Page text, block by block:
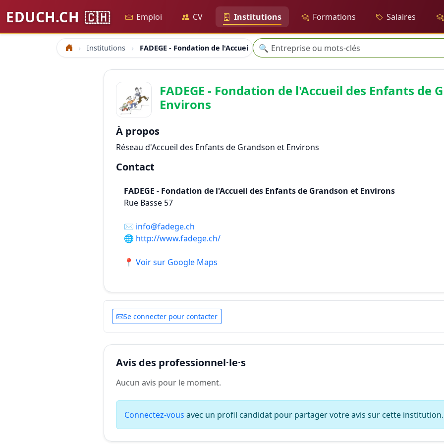
EDUCH.CH 🇨🇭 Emploi CV Institutions Formations Salaires
Accueil Institutions FADEGE - Fondation de l'Accueil des Enfants de Grandson et Environs
Recherche
🔍
FADEGE - Fondation de l'Accueil des Enfants de
Environs
À propos
Réseau d'Accueil des Enfants de Grandson et Environs
Contact
FADEGE - Fondation de l'Accueil des Enfants de Grandson et Environs
Rue Basse 57
✉️ info@fadege.ch
🌐 http://www.fadege.ch/
📍 Voir sur Google Maps
Se connecter pour contacter
Avis des professionnel·le·s
Aucun avis pour le moment.
Connectez-vous avec un profil candidat pour partager votre avis sur cette institution.